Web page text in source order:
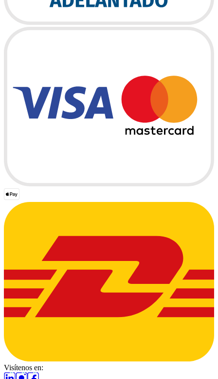
Visítenos en: